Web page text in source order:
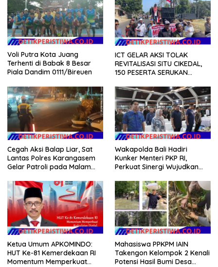
Voli Putra Kota Juang
Terhenti di Babak 8 Besar
Piala Dandim 0111/Bireuen
ICT GELAR AKSI TOLAK
REVITALISASI SITU CIKEDAL,
150 PESERTA SERUKAN
Cegah Aksi Balap Liar, Sat
Lantas Polres Karangasem
Gelar Patroli pada Malam
Wakapolda Bali Hadiri
Kunker Menteri PKP RI,
Perkuat Sinergi Wujudkan
Masyarakat
Ketua Umum APKOMINDO:
HUT Ke-81 Kemerdekaan RI
Momentum Memperkuat
Mahasiswa PPKPM IAIN
Takengon Kelompok 2 Kenali
Potensi Hasil Bumi Desa